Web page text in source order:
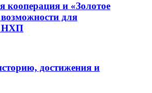
кооперация и «Золотое
для
НХП
достижения и